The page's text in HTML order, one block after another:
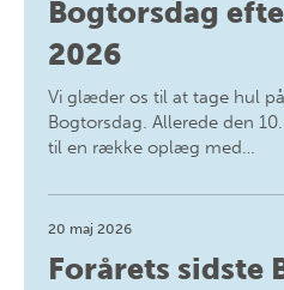
Bogtorsdag
2026
Vi glæder os til at tage hul
Bogtorsdag. Allerede den
til en række oplæg med…
20 maj 2026
Forårets sidste